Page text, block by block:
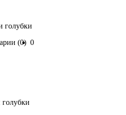
голубки
(0) 0